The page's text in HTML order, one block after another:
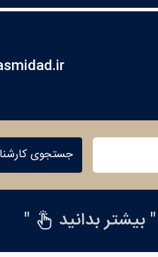
جستجوی
" بیشتر بدانید "